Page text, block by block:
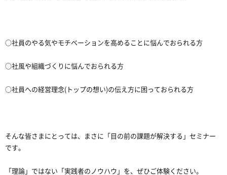
○社員のやる気やモチベーションを高めることに悩んでおられる方
○社風や組織づくりに悩んでおられる方
○社員への経営理念(トップの想い)の伝え方に困っておられる方
そんな皆さまにとっては、まさに「目の前の課題が解決する」セミナー
です。
「理論」ではない「実践者のノウハウ」を、ぜひご体験ください。